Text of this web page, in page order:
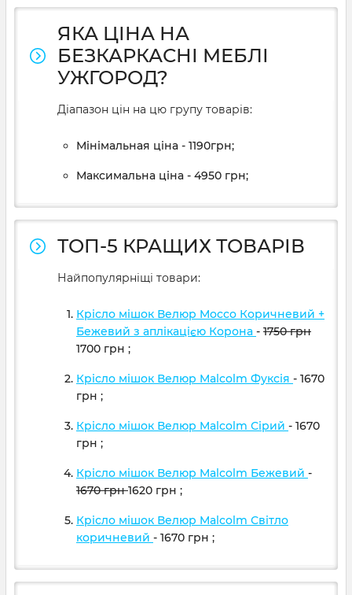
ЯКА ЦІНА НА
БЕЗКАРКАСНІ МЕБЛІ
УЖГОРОД?
Діапазон цін на цю групу товарів:
Мінімальная ціна - 1190грн;
Максимальна ціна - 4950 грн;
ТОП-5 КРАЩИХ ТОВАРІВ
Найпопулярніщі товари:
Крісло мішок Велюр Mocco Коричневий +
Бежевий з аплікацією Корона - 1750грн
1700 грн ;
Крісло мішок Велюр Malcolm Фуксія - 1670
грн ;
Крісло мішок Велюр Malcolm Сірий - 1670
грн ;
Крісло мішок Велюр Malcolm Бежевий -
1670грн1620 грн ;
Крісло мішок Велюр Malcolm Світло
коричневий - 1670 грн ;